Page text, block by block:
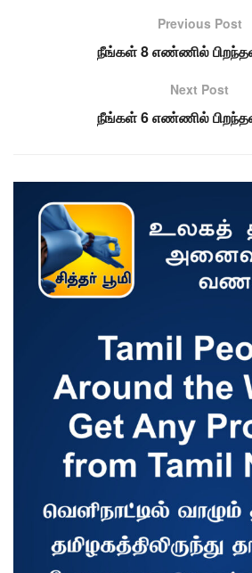
Previous Post
நீங்கள் 8 எண்ணில்
Next Post
நீங்கள் 6 எண்ணில்